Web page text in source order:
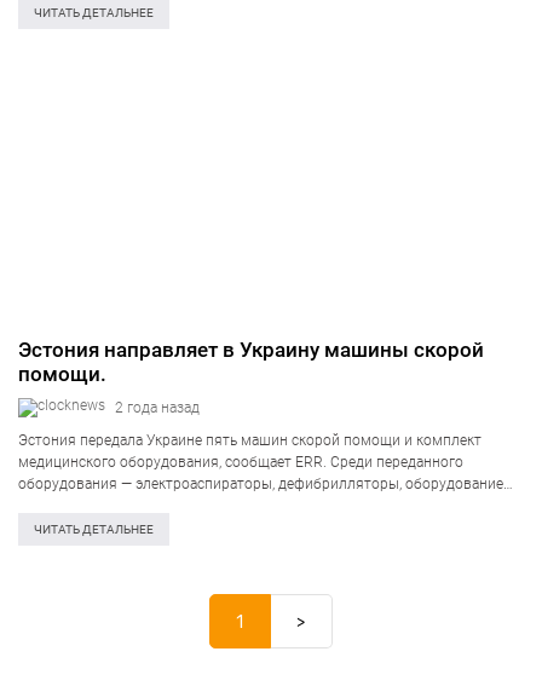
ЧИТАТЬ ДЕТАЛЬНЕЕ
Эстония направляет в Украину машины скорой
помощи.
2 года назад
Эстония передала Украине пять машин скорой помощи и комплект
медицинского оборудования, сообщает ERR. Среди переданного
оборудования — электроаспираторы, дефибрилляторы, оборудование
медицинские матрасы. По словам главного врача Таллиннской службы
ЧИТАТЬ ДЕТАЛЬНЕЕ
1 >